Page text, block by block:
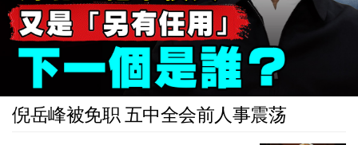
倪岳峰被免职 五中全会前人事震荡